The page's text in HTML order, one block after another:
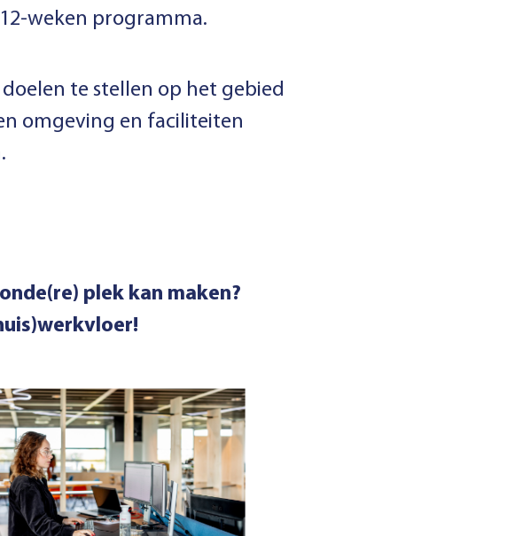
weken programma.
te stellen op het gebied
omgeving en faciliteiten
plek kan maken?